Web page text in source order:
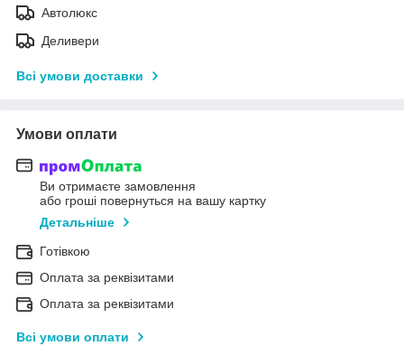
Автолюкс
Деливери
Всі умови доставки
Умови оплати
Ви отримаєте замовлення
або гроші повернуться на вашу картку
Детальніше
Готівкою
Оплата за реквізитами
Оплата за реквізитами
Всі умови оплати